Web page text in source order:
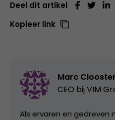
Deel dit artikel
Kopieer link
Marc
CEO bij VIM
Als ervaren en gedreven